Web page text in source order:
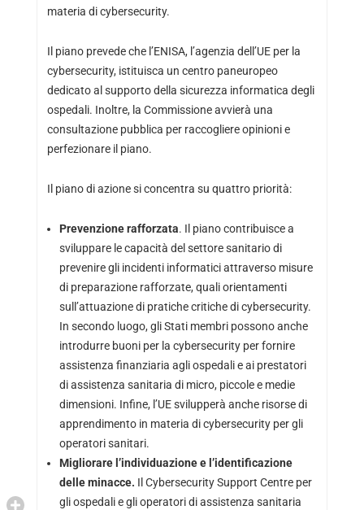
materia di cybersecurity.
Il piano prevede che l’ENISA, l’agenzia dell’UE per la
cybersecurity, istituisca un centro paneuropeo
dedicato al supporto della sicurezza informatica degli
ospedali. Inoltre, la Commissione avvierà una
consultazione pubblica per raccogliere opinioni e
perfezionare il piano.
Il piano di azione si concentra su quattro priorità:
Prevenzione rafforzata. Il piano contribuisce a
sviluppare le capacità del settore sanitario di
prevenire gli incidenti informatici attraverso misure
di preparazione rafforzate, quali orientamenti
sull’attuazione di pratiche critiche di cybersecurity.
In secondo luogo, gli Stati membri possono anche
introdurre buoni per la cybersecurity per fornire
assistenza finanziaria agli ospedali e ai prestatori
di assistenza sanitaria di micro, piccole e medie
dimensioni. Infine, l’UE svilupperà anche risorse di
apprendimento in materia di cybersecurity per gli
operatori sanitari.
Migliorare l’individuazione e l’identificazione
delle minacce. Il Cybersecurity Support Centre per
gli ospedali e gli operatori di assistenza sanitaria